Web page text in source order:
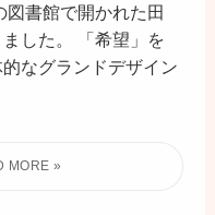
図書館で開かれた田
した。 「希望」を
なグランドデザイン